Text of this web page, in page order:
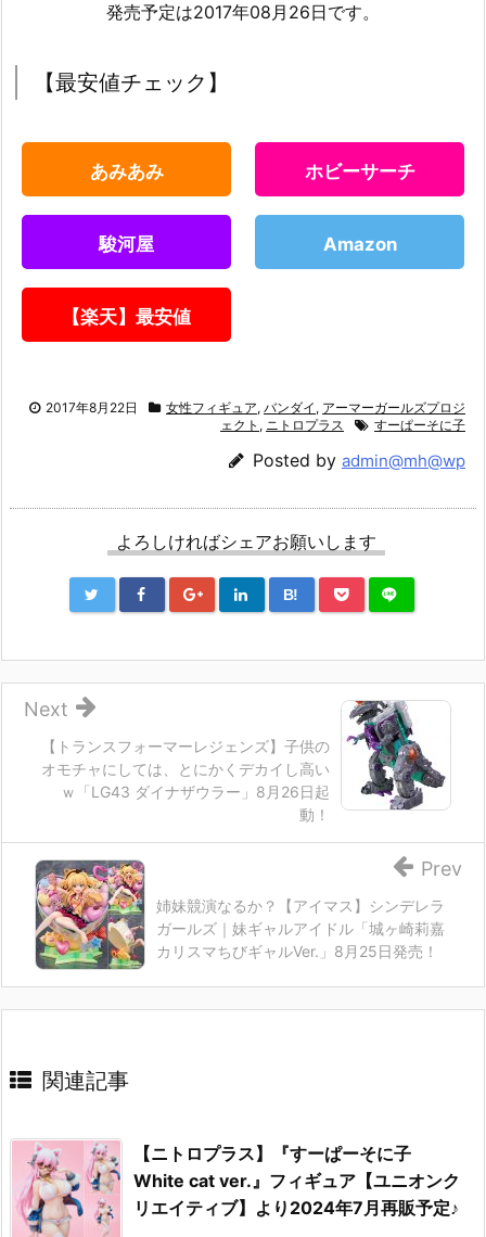
発売予定は2017年08月26日です。
【最安値チェック】
あみあみ ホビーサーチ
駿河屋 Amazon
【楽天】最安値
2017年8月22日 女性フィギュア, バンダイ , アーマーガールズプロジ
ェクト , ニトロプラス すーぱーそに子
Posted by admin@mh@wp
よろしければシェアお願いします
B!
【トランスフォーマーレジェンズ】子供の
オモチャにしては、とにかくデカイし高い
ｗ「LG43 ダイナザウラー」8月26日起
動！
Next
姉妹競演なるか？【アイマス】シンデレラ
ガールズ｜妹ギャルアイドル「城ヶ崎莉嘉
カリスマちびギャルVer.」8月25日発売！
Prev
関連記事
【ニトロプラス】『すーぱーそに子
White cat ver.』フィギュア【ユニオンク
リエイティブ】より2024年7月再販予定♪